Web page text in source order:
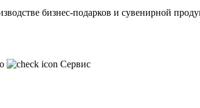
бизнес-подарков и сувенирной
Сервис